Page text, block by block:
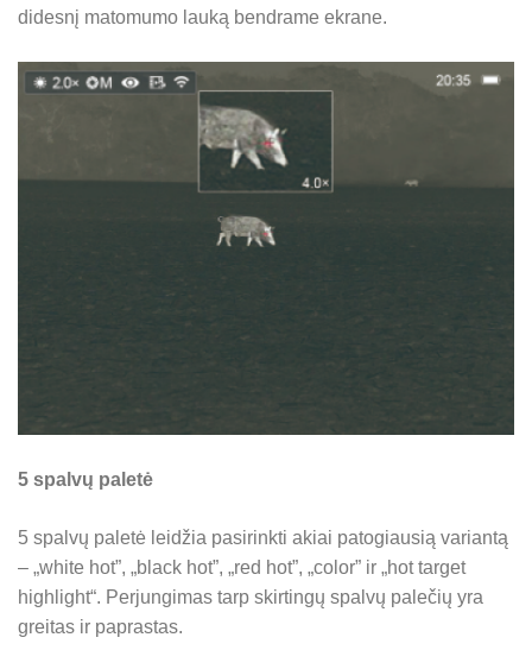
didesnį matomumo lauką bendrame ekrane.
5 spalvų paletė
5 spalvų paletė leidžia pasirinkti akiai patogiausią variantą
– „white hot”, „black hot”, „red hot”, „color” ir „hot target
highlight“. Perjungimas tarp skirtingų spalvų palečių yra
greitas ir paprastas.